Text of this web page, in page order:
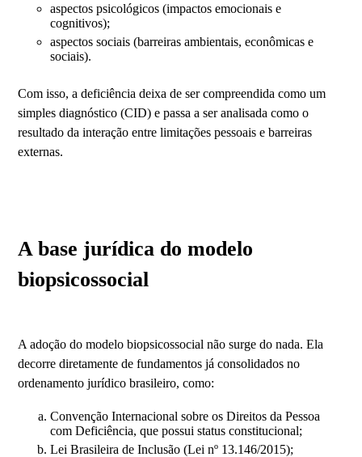
aspectos psicológicos (impactos emocionais e
cognitivos);
aspectos sociais (barreiras ambientais, econômicas e
sociais).
Com isso, a deficiência deixa de ser compreendida como um
simples diagnóstico (CID) e passa a ser analisada como o
resultado da interação entre limitações pessoais e barreiras
externas.
A base jurídica do modelo
biopsicossocial
A adoção do modelo biopsicossocial não surge do nada. Ela
decorre diretamente de fundamentos já consolidados no
ordenamento jurídico brasileiro, como:
Convenção Internacional sobre os Direitos da Pessoa
com Deficiência, que possui status constitucional;
Lei Brasileira de Inclusão (Lei nº 13.146/2015);